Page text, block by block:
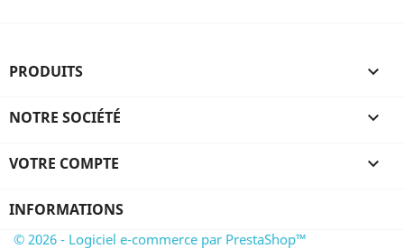
PRODUITS 
NOTRE SOCIÉTÉ 
VOTRE COMPTE 
INFORMATIONS
© 2026 - Logiciel e-commerce par PrestaShop™